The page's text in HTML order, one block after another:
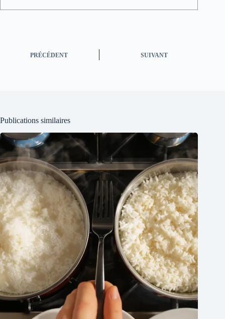
PRÉCÉDENT SUIVANT
Publications similaires